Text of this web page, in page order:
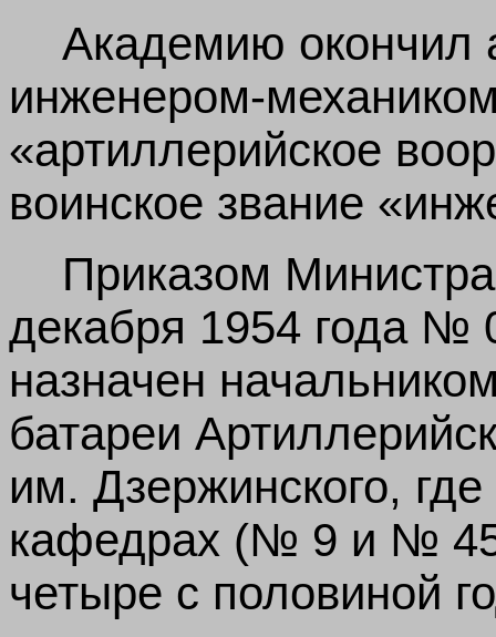
Академию окончил
инженером-
«артиллерийское
воинское звание
Приказом
декабря 1954 года №
назначен
батареи
им. Дзержинского,
кафедрах (№ 9 и №
четыре с половиной